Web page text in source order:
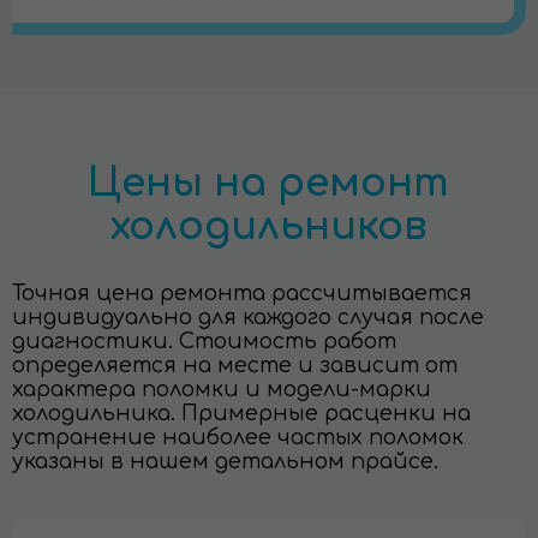
Цены на ремонт
холодильников
Точная цена ремонта рассчитывается
индивидуально для каждого случая после
диагностики. Стоимость работ
определяется на месте и зависит от
характера поломки и модели-марки
холодильника. Примерные расценки на
устранение наиболее частых поломок
указаны в нашем детальном прайсе.